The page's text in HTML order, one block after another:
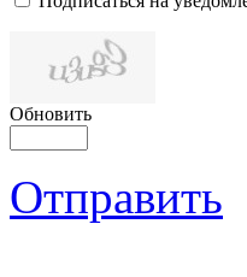
Обновить
Отправить